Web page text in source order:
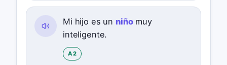
Mi hijo es un niñomuy
inteligente.
A2